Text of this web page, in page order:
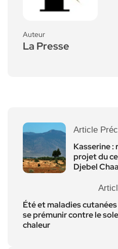
Auteur
La Presse
Article
Kasserine :
projet du
Djebel
Été et maladies
se prémunir contre le
chaleur